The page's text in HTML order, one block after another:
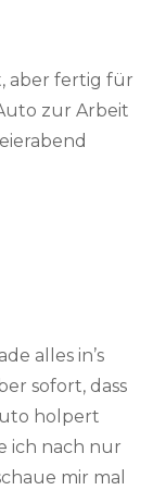
aber fertig für
zur Arbeit
alles in’s
sofort, dass
holpert
ich nach nur
mir mal